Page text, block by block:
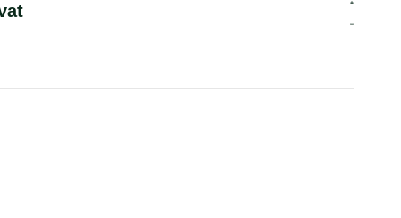
gevarieerde voeding. Houd bij koorts, rode